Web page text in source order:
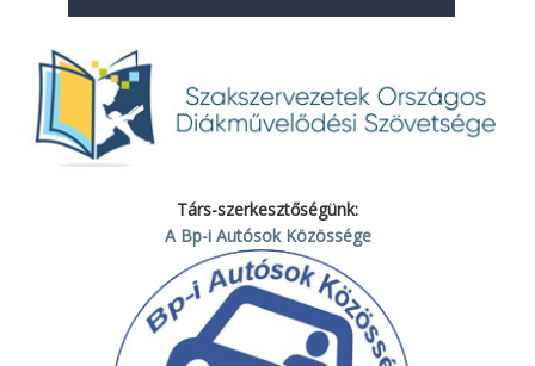
Társ-szerkesztőségünk:
A Bp-i Autósok Közössége